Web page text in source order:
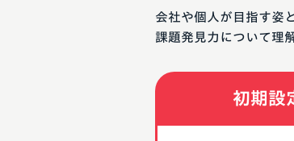
会社や個人が目指す姿
課題発見力について理
初期設